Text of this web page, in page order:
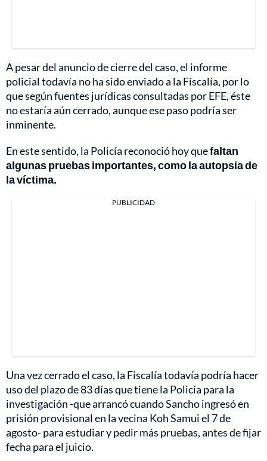
A pesar del anuncio de cierre del caso, el informe
policial todavía no ha sido enviado a la Fiscalía, por lo
que según fuentes jurídicas consultadas por EFE, éste
no estaría aún cerrado, aunque ese paso podría ser
inminente.
En este sentido, la Policía reconoció hoy quefaltan
algunas pruebas importantes, como la autopsia de
la víctima.
PUBLICIDAD
Una vez cerrado el caso, la Fiscalía todavía podría hacer
uso del plazo de 83 días que tiene la Policía para la
investigación -que arrancó cuando Sancho ingresó en
prisión provisional en la vecina Koh Samui el 7 de
agosto- para estudiar y pedir más pruebas, antes de fijar
fecha para el juicio.